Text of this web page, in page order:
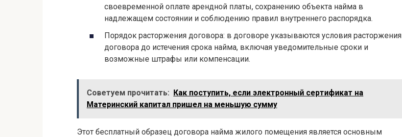
своевременной оплате арендной платы, сохранению объекта найма в
надлежащем состоянии и соблюдению правил внутреннего распорядка.
Порядок расторжения договора: в договоре указываются условия расторжения
договора до истечения срока найма, включая уведомительные сроки и
возможные штрафы или компенсации.
Советуем прочитать: Как поступить, если электронный сертификат на
Материнский капитал пришел на меньшую сумму
Этот бесплатный образец договора найма жилого помещения является основным